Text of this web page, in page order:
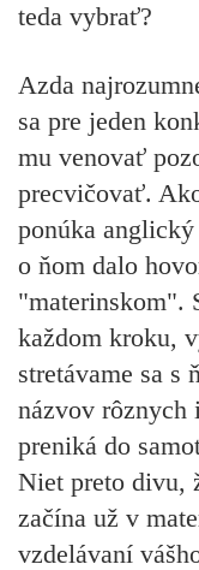
teda vybrať?
Azda
sa pre jeden
mu venovať
precvičovať.
ponúka
o ňom dalo
"materinskom".
každom kroku,
stretávame sa s
názvov rôznych
preniká do
Niet preto divu,
začína už v
vzdelávaní